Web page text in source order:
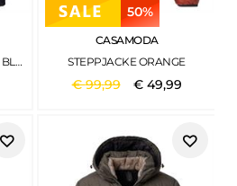
STEPPJACKE MIT KAPUZE BLAU
50%
CASAMODA
STEPPJACKE ORANGE
€99,99 € 49,99